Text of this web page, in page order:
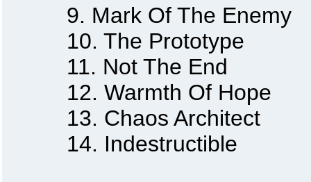
9. Mark Of The Enemy
10. The Prototype
11. Not The End
12. Warmth Of Hope
13. Chaos Architect
14. Indestructible